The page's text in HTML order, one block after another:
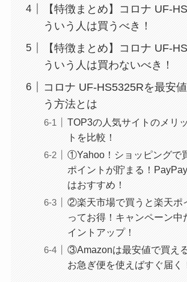
【特徴まとめ】コロナ UF-
ういう人は買うべき！
【特徴まとめ】コロナ UF-
ういう人は買わないべき！
コロナ UF-HS5325Rを最安
う方法とは
TOP3の人気サイトのメリ
トを比較！
①Yahoo！ショッピングで
ポイントが貯まる！
はおすすめ！
②楽天市場で買うと楽天ポ
ってお得！キャンペーン中
イントアップ！
③Amazonは最安値で買え
お急ぎ便を使えばすぐ届く